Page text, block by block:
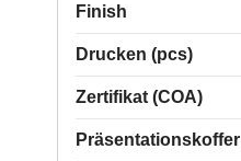
Finish
Drucken (pcs)
Zertifikat (COA)
Präsentationskoffer